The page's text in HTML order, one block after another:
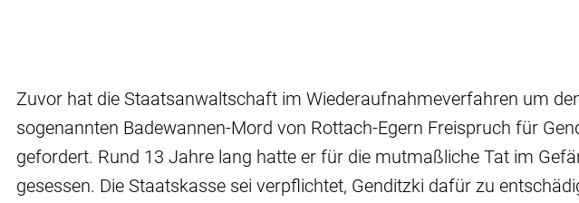
Zuvor hat die Staatsanwaltschaft im Wiederaufnahmeverfahren um
sogenannten Badewannen-Mord von Rottach-Egern Freispruch für
gefordert. Rund 13 Jahre lang hatte er für die mutmaßliche Tat im
gesessen. Die Staatskasse sei verpflichtet, Genditzki dafür zu